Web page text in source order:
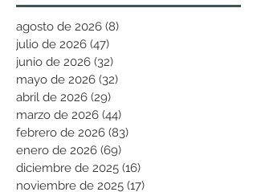
agosto de 2026 (8)
julio de 2026 (47)
junio de 2026 (32)
mayo de 2026 (32)
abril de 2026 (29)
marzo de 2026 (44)
febrero de 2026 (83)
enero de 2026 (69)
diciembre de 2025 (16)
noviembre de 2025 (17)